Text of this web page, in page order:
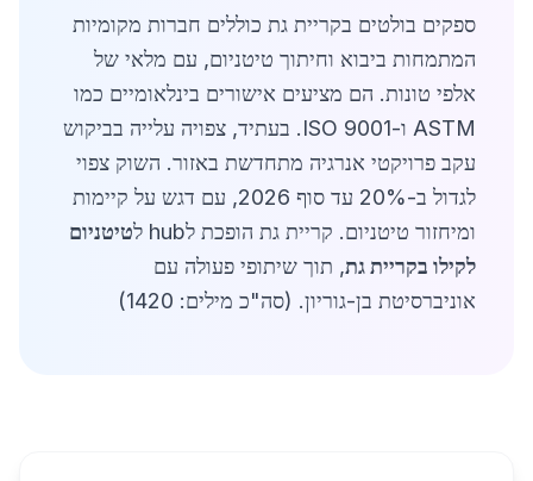
ספקים בולטים בקריית גת כוללים חברות מקומיות
המתמחות ביבוא וחיתוך טיטניום, עם מלאי של
אלפי טונות. הם מציעים אישורים בינלאומיים כמו
ASTM ו-ISO 9001. בעתיד, צפויה עלייה בביקוש
עקב פרויקטי אנרגיה מתחדשת באזור. השוק צפוי
לגדול ב-20% עד סוף 2026, עם דגש על קיימות
ומיחזור טיטניום. קריית גת הופכת לhub ל
טיטניום
לקילו בקריית גת, תוך שיתופי פעולה עם
אוניברסיטת בן-גוריון. (סה"כ מילים: 1420)